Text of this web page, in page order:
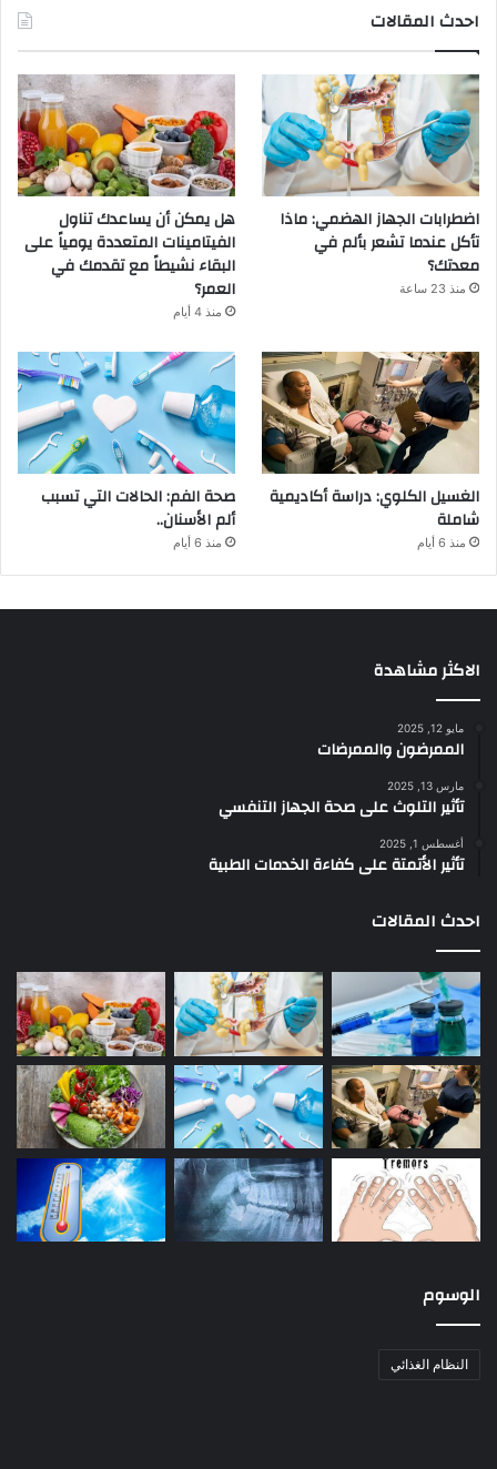
احدث المقالات
اضطرابات الجهاز الهضمي: ماذا
تأكل عندما تشعر بألم في
معدتك؟
منذ 23 ساعة
هل يمكن أن يساعدك تناول
الفيتامينات المتعددة يومياً على
البقاء نشيطاً مع تقدمك في
العمر؟
منذ 4 أيام
الغسيل الكلوي: دراسة أكاديمية
شاملة
منذ 6 أيام
صحة الفم: الحالات التي تسبب
ألم الأسنان..
منذ 6 أيام
الاكثر مشاهدة
مايو 12, 2025
الممرضون والممرضات
مارس 13, 2025
تأثير التلوث على صحة الجهاز التنفسي
أغسطس 1, 2025
تأثير الأتمتة على كفاءة الخدمات الطبية
احدث المقالات
الوسوم
النظام الغذائي